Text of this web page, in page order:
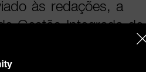
às redações, a
Gestão Integrada de